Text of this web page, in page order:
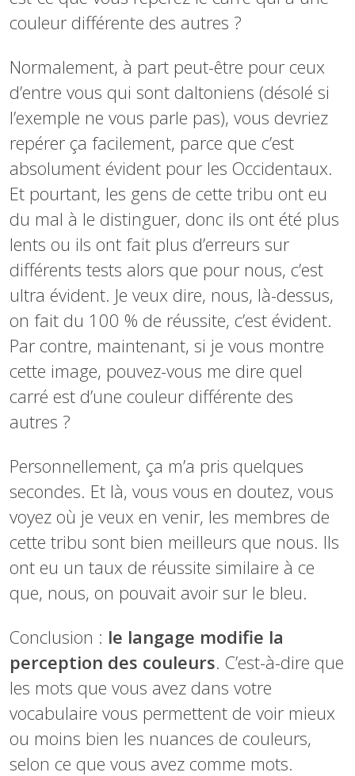
couleur différente des autres ?
Normalement, à part peut-être pour ceux
d’entre vous qui sont daltoniens (désolé si
l’exemple ne vous parle pas), vous devriez
repérer ça facilement, parce que c’est
absolument évident pour les Occidentaux.
Et pourtant, les gens de cette tribu ont eu
du mal à le distinguer, donc ils ont été plus
lents ou ils ont fait plus d’erreurs sur
différents tests alors que pour nous, c’est
ultra évident. Je veux dire, nous, là-dessus,
on fait du 100 % de réussite, c’est évident.
Par contre, maintenant, si je vous montre
cette image, pouvez-vous me dire quel
carré est d’une couleur différente des
autres ?
Personnellement, ça m’a pris quelques
secondes. Et là, vous vous en doutez, vous
voyez où je veux en venir, les membres de
cette tribu sont bien meilleurs que nous. Ils
ont eu un taux de réussite similaire à ce
que, nous, on pouvait avoir sur le bleu.
Conclusion : le langage modifie la
perception des couleurs. C’est-à-dire que
les mots que vous avez dans votre
vocabulaire vous permettent de voir mieux
ou moins bien les nuances de couleurs,
selon ce que vous avez comme mots.